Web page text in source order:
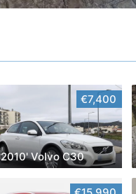
€7,400
2010' Volvo C30